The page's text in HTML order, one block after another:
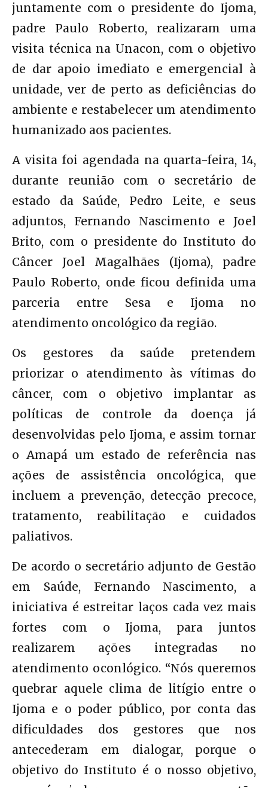
juntamente com o presidente do Ijoma,
padre Paulo Roberto, realizaram uma
visita técnica na Unacon, com o objetivo
de dar apoio imediato e emergencial à
unidade, ver de perto as deficiências do
ambiente e restabelecer um atendimento
humanizado aos pacientes.
A visita foi agendada na quarta-feira, 14,
durante reunião com o secretário de
estado da Saúde, Pedro Leite, e seus
adjuntos, Fernando Nascimento e Joel
Brito, com o presidente do Instituto do
Câncer Joel Magalhães (Ijoma), padre
Paulo Roberto, onde ficou definida uma
parceria entre Sesa e Ijoma no
atendimento oncológico da região.
Os gestores da saúde pretendem
priorizar o atendimento às vítimas do
câncer, com o objetivo implantar as
políticas de controle da doença já
desenvolvidas pelo Ijoma, e assim tornar
o Amapá um estado de referência nas
ações de assistência oncológica, que
incluem a prevenção, detecção precoce,
tratamento, reabilitação e cuidados
paliativos.
De acordo o secretário adjunto de Gestão
em Saúde, Fernando Nascimento, a
iniciativa é estreitar laços cada vez mais
fortes com o Ijoma, para juntos
realizarem ações integradas no
atendimento oconlógico. “Nós queremos
quebrar aquele clima de litígio entre o
Ijoma e o poder público, por conta das
dificuldades dos gestores que nos
antecederam em dialogar, porque o
objetivo do Instituto é o nosso objetivo,